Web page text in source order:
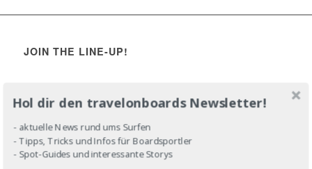
JOIN THE LINE-UP!
DROP IN!
Share the stoke!
Hol dir den travelonboards Newsletter!
- aktuelle News rund ums Surfen
- Tipps, Tricks und Infos für Boardsportler
- Spot-Guides und interessante Storys